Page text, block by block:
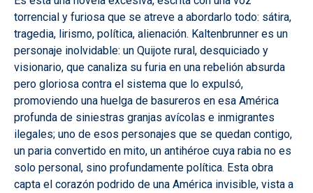
torrencial y furiosa que se atreve a abordarlo todo: sátira,
tragedia, lirismo, política, alienación. Kaltenbrunner es un
personaje inolvidable: un Quijote rural, desquiciado y
visionario, que canaliza su furia en una rebelión absurda
pero gloriosa contra el sistema que lo expulsó,
promoviendo una huelga de basureros en esa América
profunda de siniestras granjas avícolas e inmigrantes
ilegales; uno de esos personajes que se quedan contigo,
un paria convertido en mito, un antihéroe cuya rabia no es
solo personal, sino profundamente política. Esta obra
capta el corazón podrido de una América invisible, vista a